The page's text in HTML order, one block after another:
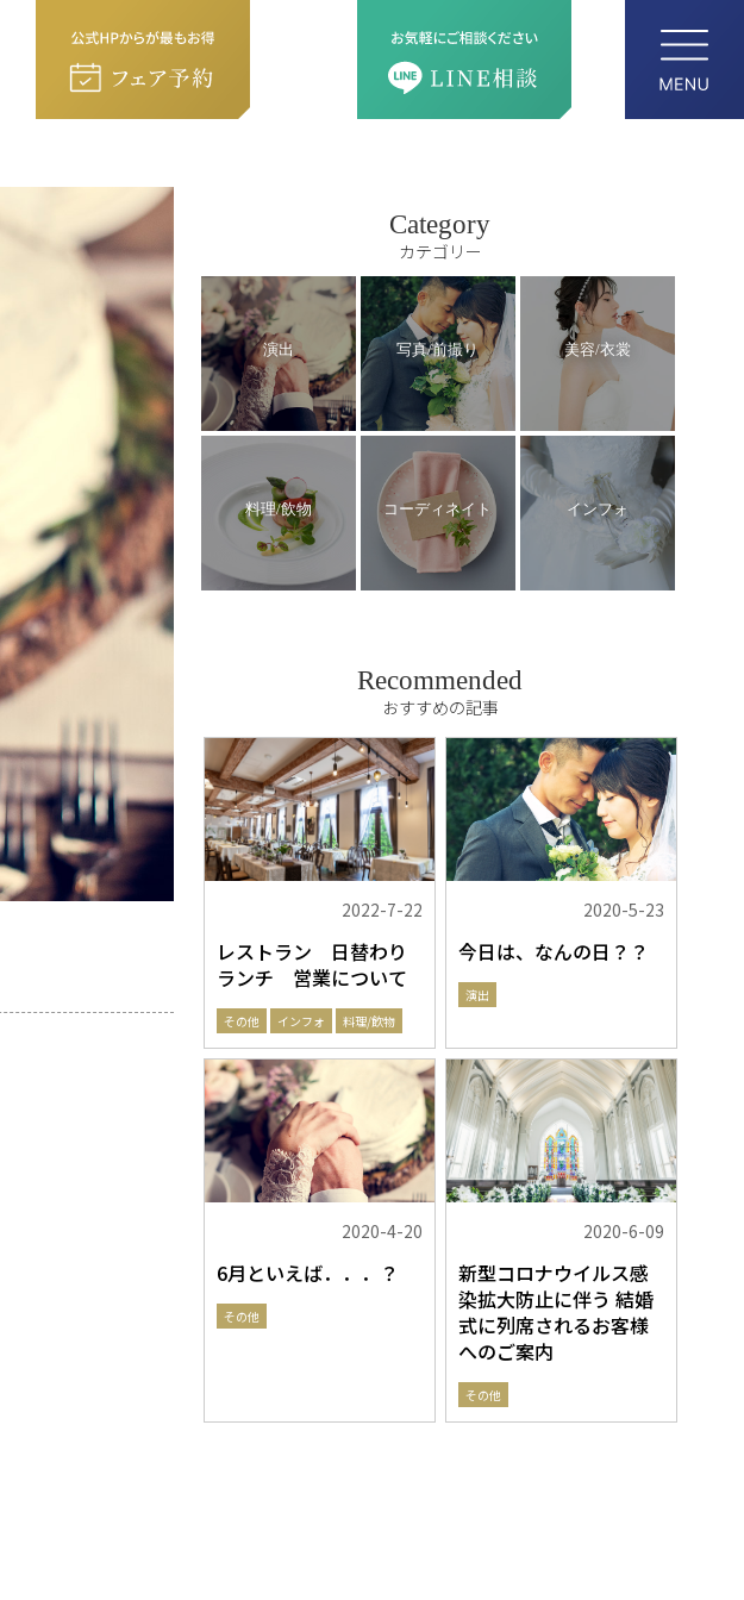
Category
カテゴリー
演出 写真/前撮り 美容/衣裳
料理/飲物 コーディネイト インフォ
Recommended
おすすめの記事
2022-7-22
レストラン 日替わり
ランチ 営業について
その他 インフォ 料理/飲物
2020-5-23
今日は、なんの日？？
演出
2020-4-20
6月といえば．．．？
その他
2020-6-09
新型コロナウイルス感
染拡大防止に伴う 結婚
式に列席されるお客様
へのご案内
その他